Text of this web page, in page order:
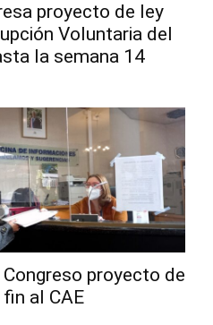
proyecto de ley
Voluntaria del
la semana 14
proyecto de
al CAE